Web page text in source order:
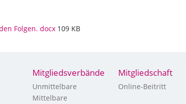
Folgen. docx 109 KB
Mitgliedsverbände
Unmittelbare
Mittelbare
Mitgliedschaft
Online-Beitritt